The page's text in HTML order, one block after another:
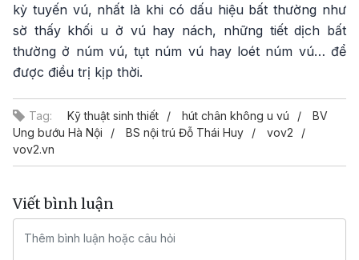
kỳ tuyến vú, nhất là khi có dấu hiệu bất thường như
sờ thấy khối u ở vú hay nách, những tiết dịch bất
thường ở núm vú, tụt núm vú hay loét núm vú… để
được điều trị kịp thời.
Tag: Kỹ thuật sinh thiết hút chân không u vú
BV
Ung bướu Hà Nội
BS nội trú Đỗ Thái Huy
vov2
vov2.vn
Viết bình luận